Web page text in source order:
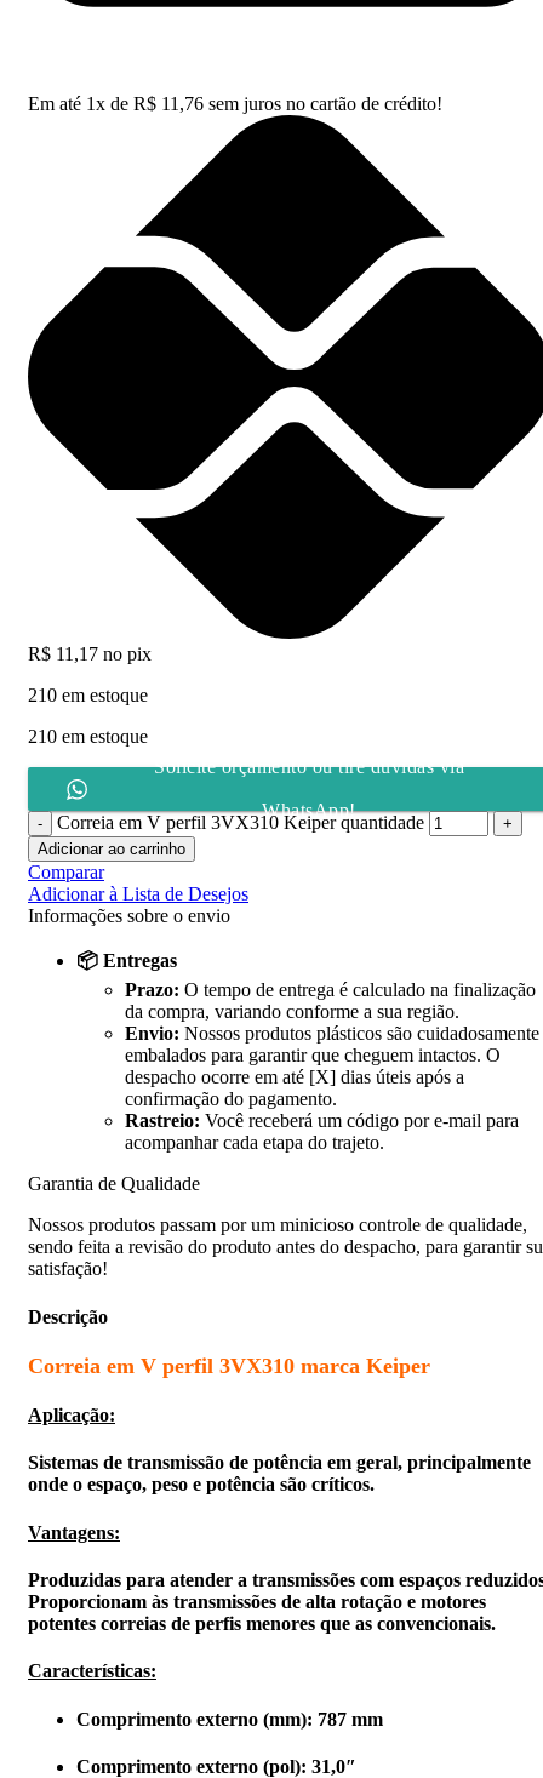
Em até 1x de R$ 11,76 sem juros no cartão de crédito!
R$ 11,17 no pix
210 em estoque
210 em estoque
Solicite orçamento ou tire dúvidas via
WhatsApp!
Correia em V perfil 3VX310 Keiper quantidade
Adicionar ao carrinho
Comparar
Adicionar à Lista de Desejos
Informações sobre o envio
📦 Entregas
Prazo: O tempo de entrega é calculado na finalização
da compra, variando conforme a sua região.
Envio: Nossos produtos plásticos são cuidadosamente
embalados para garantir que cheguem intactos. O
despacho ocorre em até [X] dias úteis após a
confirmação do pagamento.
Rastreio: Você receberá um código por e-mail para
acompanhar cada etapa do trajeto.
Garantia de Qualidade
Nossos produtos passam por um minicioso controle de qualidade,
sendo feita a revisão do produto antes do despacho, para garantir
satisfação!
Descrição
Correia em V perfil 3VX310 marca Keiper
Aplicação:
Sistemas de transmissão de potência em geral, principalmente
onde o espaço, peso e potência são críticos.
Vantagens:
Produzidas para atender a transmissões com espaços
Proporcionam às transmissões de alta rotação e motores
potentes correias de perfis menores que as convencionais.
Características:
Comprimento externo (mm): 787 mm
Comprimento externo (pol): 31,0″